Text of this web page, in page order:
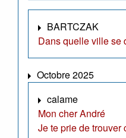
BARTCZAK
Dans quelle ville se
Octobre 2025
calame
Mon cher André
Je te prie de trouver